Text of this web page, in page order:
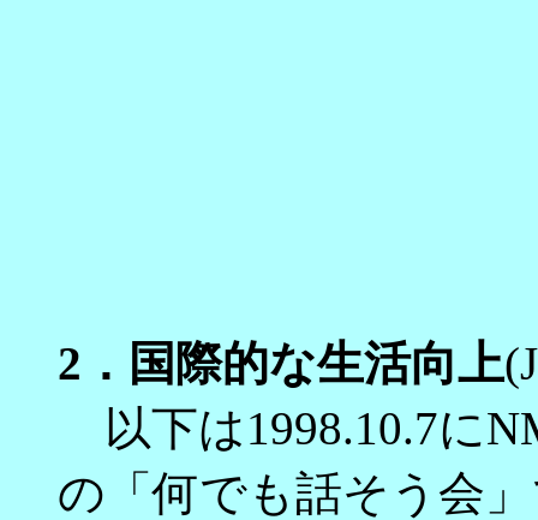
2．国際的な生活向上
以下は1998.10.7に
の「何でも話そう会